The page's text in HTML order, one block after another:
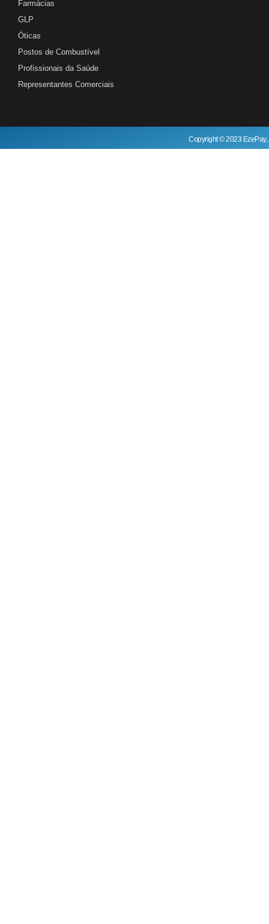
Farmácias
GLP
Óticas
Postos de Combustível
Profissionais da Saúde
Representantes Comerciais
Copyright © 2023